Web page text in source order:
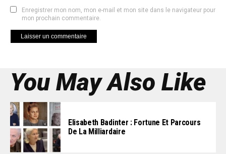
Enregistrer mon nom, mon e-mail et mon site dans le navigateur pour
mon prochain commentaire.
You May Also Like
Elisabeth Badinter : Fortune Et Parcours
De La Milliardaire